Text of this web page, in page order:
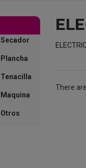
Secador
Plancha
Tenacilla
Maquina
Otros
There